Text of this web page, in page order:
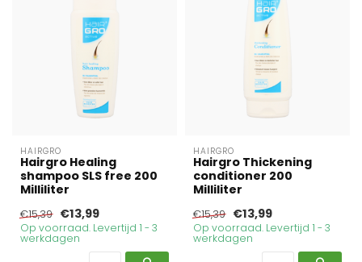
HAIRGRO
Hairgro Healing
shampoo SLS free 200
Milliliter
€15,39 €13,99
Op voorraad. Levertijd 1 - 3
werkdagen
HAIRGRO
Hairgro Thickening
conditioner 200
Milliliter
€15,39 €13,99
Op voorraad. Levertijd 1 - 3
werkdagen